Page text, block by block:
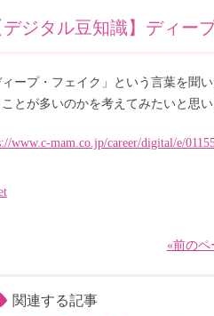
デジタル豆知識】ディー
ープ・フェイク」という言葉を聞
とが多いのかを考えてみたいと思い
www.c-mam.co.jp/career/digital/e/
«前のペ
関連する記事